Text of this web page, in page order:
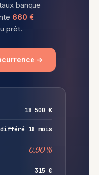
banque
660 €
prêt.
→
18 500 €
18 mois
0,90 %
315 €